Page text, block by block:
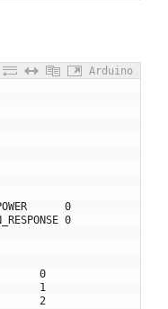
Arduino
0
0
0
1
2